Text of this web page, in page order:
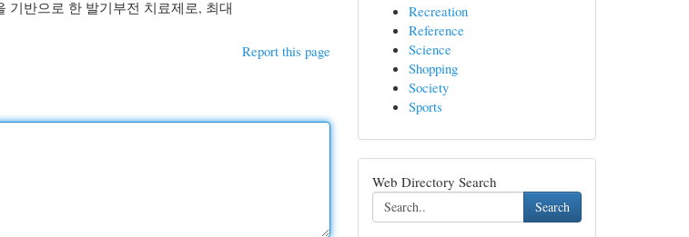
기반으로 한 발기부전 치료제로, 최대
Report this page
Recreation
Reference
Science
Shopping
Society
Sports
Web Directory Search
Search